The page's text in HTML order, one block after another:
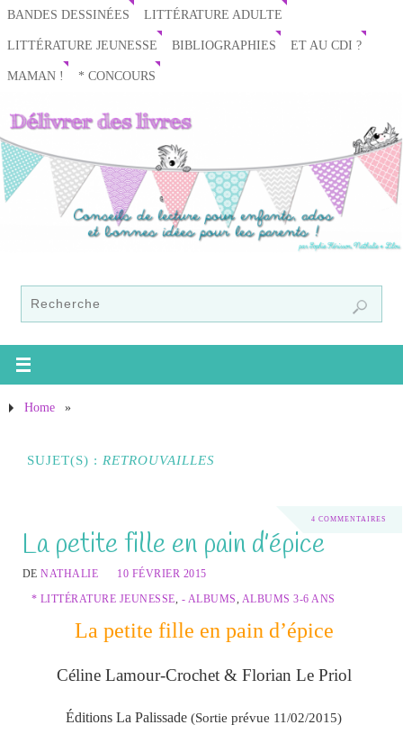
BANDES DESSINÉES LITTÉRATURE ADULTE
LITTÉRATURE JEUNESSE BIBLIOGRAPHIES ET AU CDI ?
MAMAN ! * CONCOURS
Home »
SUJET(S) : RETROUVAILLES
4 COMMENTAIRES
La petite fille en pain d’épice
DENATHALIE
10 FÉVRIER 2015
* LITTÉRATURE JEUNESSE, - ALBUMS, ALBUMS 3-6 ANS
La petite fille en pain d’épice
Céline Lamour-Crochet & Florian Le Priol
Éditions La Palissade (Sortie prévue 11/02/2015)